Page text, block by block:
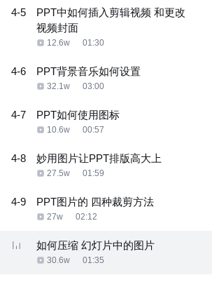
4-5
PPT中如何插入剪辑视频 和更改
视频封面
12.6w 01:30
4-6 PPT背景音乐如何设置
32.1w 03:00
4-7 PPT如何使用图标
10.6w 00:57
4-8 妙用图片让PPT排版高大上
27.5w 01:59
4-9 PPT图片的 四种裁剪方法
27w 02:12
如何压缩 幻灯片中的图片
30.6w 01:35